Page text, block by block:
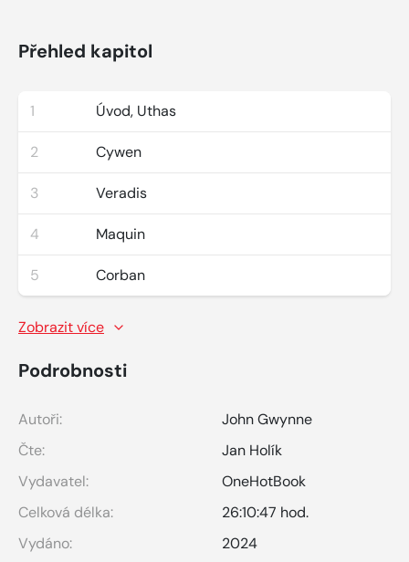
Přehled kapitol
1 Úvod, Uthas
2 Cywen
3 Veradis
4 Maquin
5 Corban
Zobrazit více
Podrobnosti
Autoři:
John Gwynne
Čte:
Jan Holík
Vydavatel:
OneHotBook
Celková délka:
26:10:47 hod.
Vydáno:
2024